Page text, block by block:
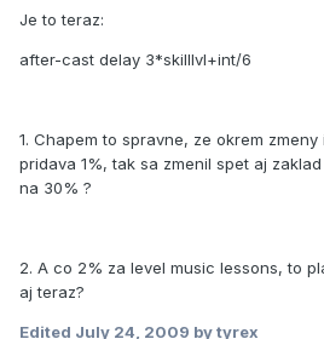
Je to teraz:
after-cast delay 3*skilllvl+int/6
1. Chapem to spravne, ze okrem
pridava 1%, tak sa zmenil spet aj
na 30% ?
2. A co 2% za level music lessons, to
aj teraz?
Edited July 24, 2009 by tyrex